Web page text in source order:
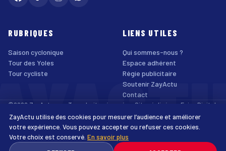
RUBRIQUES
Saison cyclonique
Tour des Yoles
Tour cycliste
LIENS UTILES
Qui sommes-nous ?
Espace adhérent
Régie publicitaire
Soutenir ZayActu
Contact
©2026 ZayActu.org. Tous droits réservés. · Site réalisé par Enjoy Digital
Agency
Mentions légales
Confidentialité Cookies Accessibilité
ZayActu utilise des cookies pour mesurer l’audience et améliorer
votre expérience. Vous pouvez accepter ou refuser ces cookies.
Votre choix est conservé. En savoir plus